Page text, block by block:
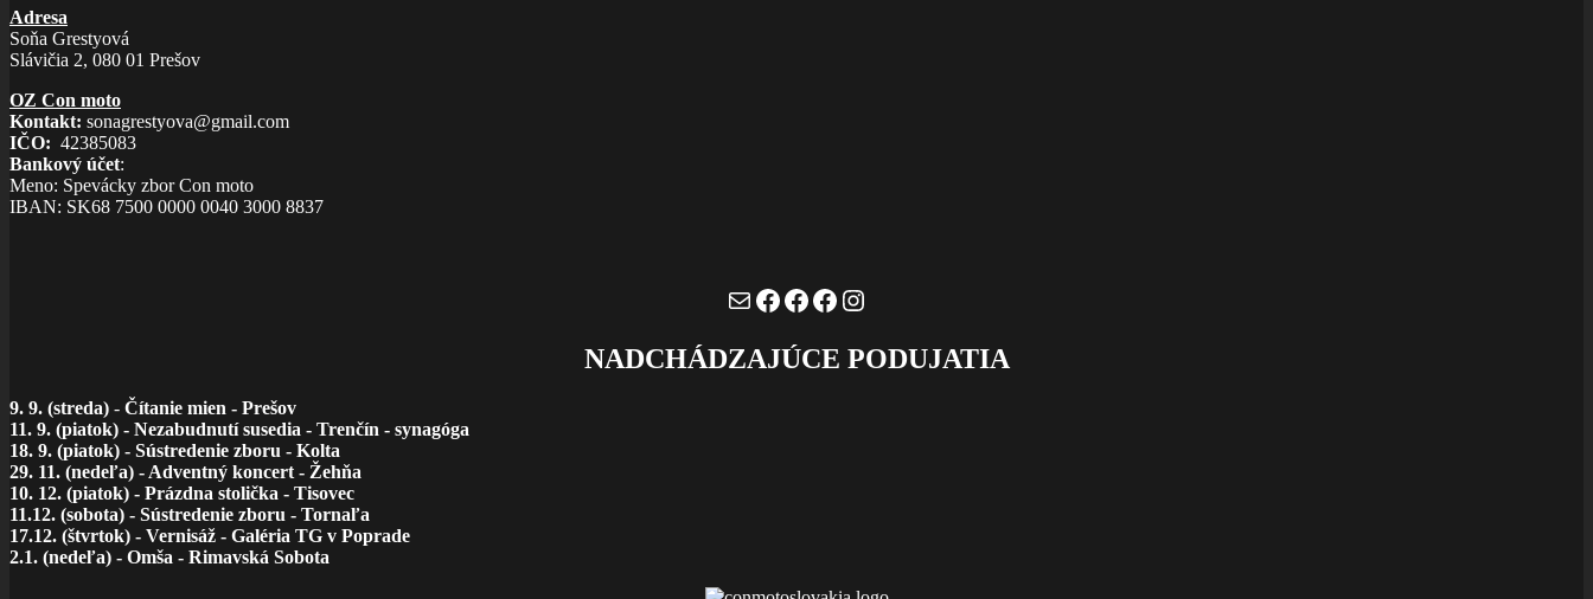
Adresa
Soňa Grestyová
Slávičia 2, 080 01 Prešov
OZ Con moto
Kontakt: sonagrestyova@gmail.com
IČO: 42385083
Bankový účet:
Meno: Spevácky zbor Con moto
IBAN: SK68 7500 0000 0040 3000 8837
MailFacebook
Facebook
Facebook
Instagram
NADCHÁDZAJÚCE PODUJATIA
9. 9. (streda) - Čítanie mien - Prešov
11. 9. (piatok) - Nezabudnutí susedia - Trenčín - synagóga
18. 9. (piatok) - Sústredenie zboru - Kolta
29. 11. (nedeľa) - Adventný koncert - Žehňa
10. 12. (piatok) - Prázdna stolička - Tisovec
11.12. (sobota) - Sústredenie zboru - Tornaľa
17.12. (štvrtok) - Vernisáž - Galéria TG v Poprade
2.1. (nedeľa) - Omša - Rimavská Sobota